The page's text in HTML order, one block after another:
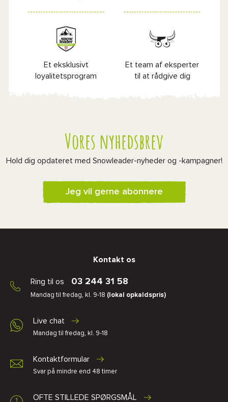
Et eksklusivt
loyalitetsprogram
Et team af eksperter
til at rådgive dig
Vores nyhedsbrev
Hold dig opdateret med Snowleader-nyheder og -kampagner!
Jeg vil gerne abonnere
Kontakt os
Ring til os 03 244 31 58
Mandag til fredag, kl. 9-18 (lokal opkaldspris)
Live chat
Mandag til fredag, kl. 9-18
Kontaktformular
Svar på mindre end 48 timer
OFTE STILLEDE SPØRGSMÅL